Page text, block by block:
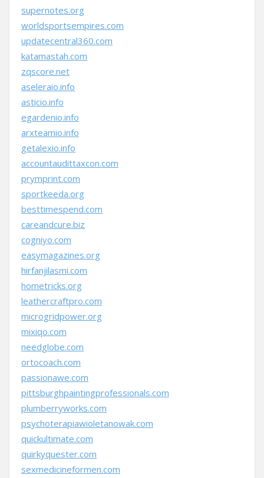
supernotes.org
worldsportsempires.com
updatecentral360.com
katamastah.com
zqscore.net
aseleraio.info
asticio.info
egardenio.info
arxteamio.info
getalexio.info
accountaudittaxcon.com
prymprint.com
sportkeeda.org
besttimespend.com
careandcure.biz
cogniyo.com
easymagazines.org
hirfanjilasmi.com
hometricks.org
leathercraftpro.com
microgridpower.org
mixiqo.com
needglobe.com
ortocoach.com
passionawe.com
pittsburghpaintingprofessionals.com
plumberryworks.com
psychoterapiawioletanowak.com
quickultimate.com
quirkyquester.com
sexmedicineformen.com